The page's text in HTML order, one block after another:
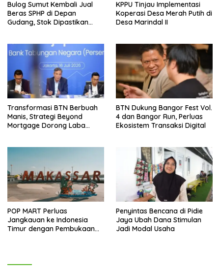
Bulog Sumut Kembali Jual
Beras SPHP di Depan
Gudang, Stok Dipastikan
KPPU Tinjau Implementasi
Koperasi Desa Merah Putih di
Desa Marindal II
Transformasi BTN Berbuah
Manis, Strategi Beyond
Mortgage Dorong Laba
BTN Dukung Bangor Fest Vol.
4 dan Bangor Run, Perluas
Ekosistem Transaksi Digital
POP MART Perluas
Jangkauan ke Indonesia
Timur dengan Pembukaan
Penyintas Bencana di Pidie
Jaya Ubah Dana Stimulan
Jadi Modal Usaha